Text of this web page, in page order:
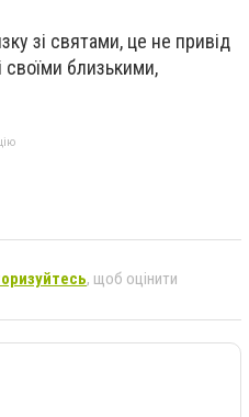
зі святами, це не привід
своїми близькими,
, щоб оцінити